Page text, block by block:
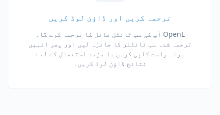
ترجمہ کریں اور ڈاؤن لوڈ کریں
OpenL آپ کی سب ٹائٹل فائل کا ترجمہ کرے گا۔
ترجمہ شدہ سب ٹائٹلز کا جائزہ لیں اور پھر انہیں
براہ راست کاپی کریں یا مزید استعمال کے لیے
نتائج ڈاؤن لوڈ کریں۔